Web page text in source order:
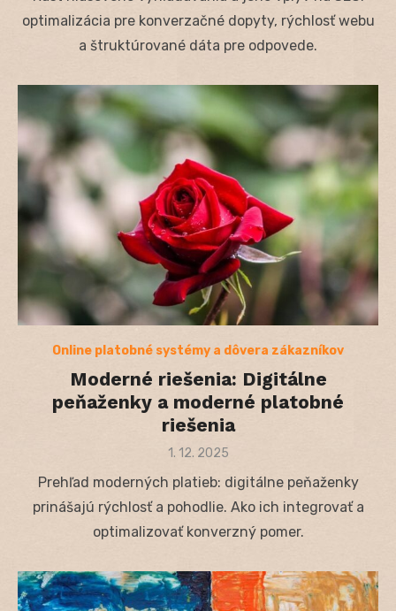
optimalizácia pre konverzačné dopyty, rýchlosť webu
a štruktúrované dáta pre odpovede.
Online platobné systémy a dôvera zákazníkov
Moderné riešenia: Digitálne
peňaženky a moderné platobné
riešenia
Posted
1. 12. 2025
Prehľad moderných platieb: digitálne peňaženky
prinášajú rýchlosť a pohodlie. Ako ich integrovať a
optimalizovať konverzný pomer.